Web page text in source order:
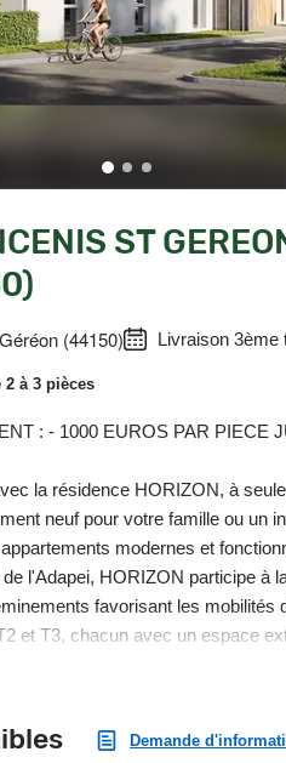
ST
(44150) Livraison 3ème
2 à 3 pièces
: - 1000 EUROS PAR PIECE
la résidence HORIZON, à
neuf pour votre famille ou un
modernes et
l'Adapei, HORIZON participe à
favorisant les mobilités
et T3, chacun avec un espace
Chaque appartement bénéficie
Les informations sur l'état des
Demande